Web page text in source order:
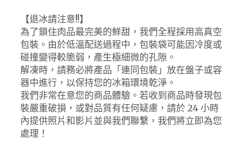
【退冰請注意!!】
為了鎖住肉品最完美的鮮甜，我們全程採用高真空
包裝。由於低溫配送過程中，包裝袋可能因冷度或
碰撞變得較脆弱，產生極細微的孔隙。
解凍時，請務必將產品「連同包裝」放在盤子或容
器中進行，以保持您的冰箱環境乾淨。
我們非常在意您的商品體驗。若收到商品時發現包
裝嚴重破損，或對品質有任何疑慮，請於 24 小時
內提供照片和影片並與我們聯繫，我們將立即為您
處理！